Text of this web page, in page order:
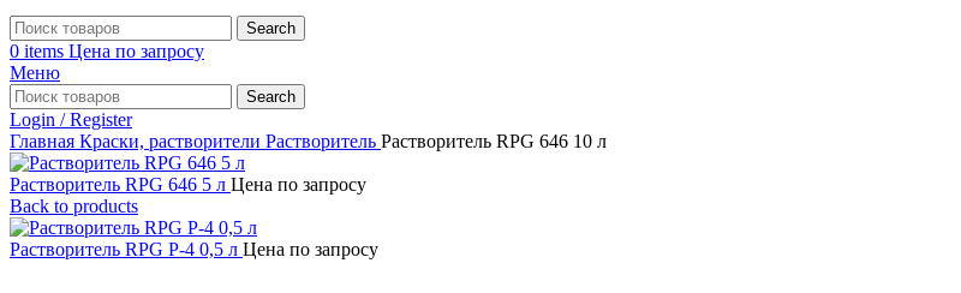
Search
0 items Цена по запросу
Меню
Search
Login / Register
Главная Краски, растворители Растворитель Растворитель RPG 646 10 л
Растворитель RPG 646 5 л Цена по запросу
Back to products
Растворитель RPG P-4 0,5 л Цена по запросу